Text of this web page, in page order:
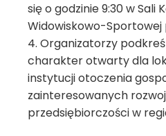
się o godzinie 9:30 w Sali
Widowiskowo-Sportowej
4. Organizatorzy
charakter otwarty dla
instytucji otoczenia
zainteresowanych
przedsiębiorczości w